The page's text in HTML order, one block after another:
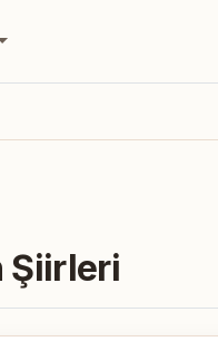
Şiirleri